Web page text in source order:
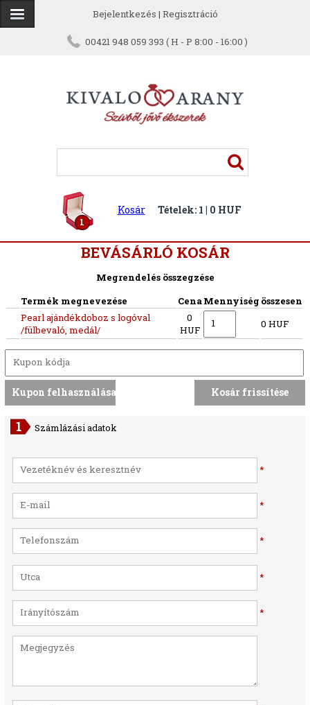
Bejelentkezés | Regisztráció
00421 948 059 393 ( H - P 8:00 - 16:00 )
1
Kosár Tételek: 1 | 0 HUF
BEVÁSÁRLÓ KOSÁR
Megrendelés összegzése
Termék megnevezése
CenaMennyiség összesen
Pearl ajándékdoboz s logóval
/fülbevaló, medál/
0
HUF
0 HUF
Számlázási adatok
*
*
*
*
*